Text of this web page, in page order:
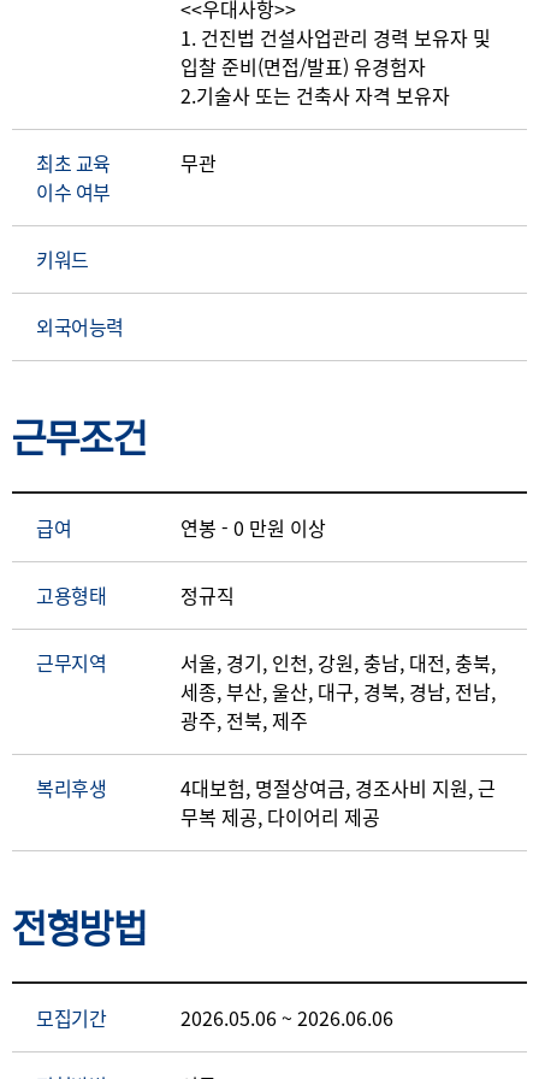
<<우대사항>>
1. 건진법 건설사업관리 경력 보유자 및
입찰 준비(면접/발표) 유경험자
2.기술사 또는 건축사 자격 보유자
최초 교육
이수 여부
무관
키워드
외국어능력
근무조건
급여 연봉 - 0 만원 이상
고용형태 정규직
근무지역
서울, 경기, 인천, 강원, 충남, 대전, 충북,
세종, 부산, 울산, 대구, 경북, 경남, 전남,
광주, 전북, 제주
복리후생
4대보험, 명절상여금, 경조사비 지원, 근
무복 제공, 다이어리 제공
전형방법
모집기간 2026.05.06 ~ 2026.06.06